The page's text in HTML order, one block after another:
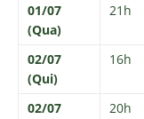
01/07
(Qua)
21h
02/07
(Qui)
16h
02/07
20h